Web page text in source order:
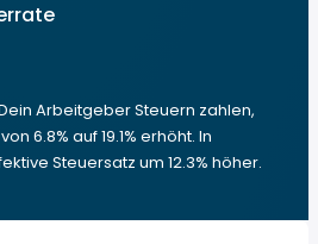
Arbeitgeber Steuern zahlen,
6.8% auf 19.1% erhöht. In
Steuersatz um 12.3% höher.